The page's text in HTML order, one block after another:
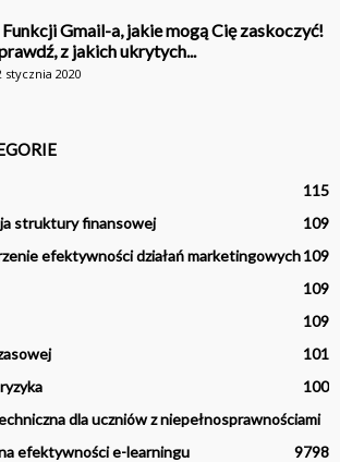
Gmail-a, jakie mogą Cię zaskoczyć!
z jakich ukrytych...
stycznia 2020
115
struktury finansowej
109
efektywności działań marketingowych109
109
109
101
100
dla uczniów z niepełnosprawnościami
98
efektywności e-learningu 97